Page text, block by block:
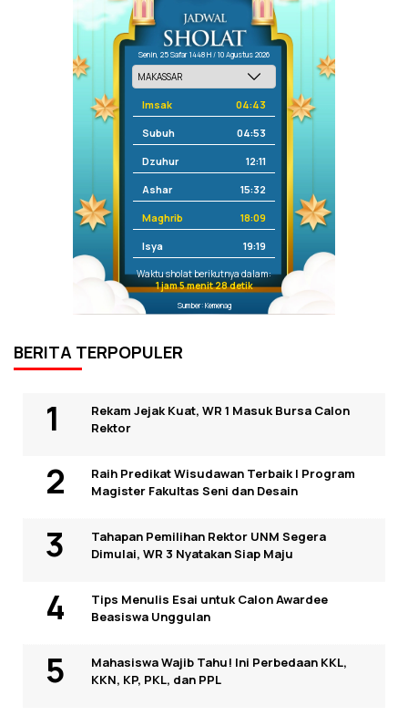
Senin, 25 Safar 1448 H / 10 Agustus 2026
Imsak 04:43
Subuh 04:53
Dzuhur 12:11
Ashar 15:32
Maghrib 18:09
Isya 19:19
Waktu sholat berikutnya dalam:
1 jam 5 menit 28 detik
Sumber: Kemenag
BERITA TERPOPULER
Rekam Jejak Kuat, WR 1 Masuk Bursa Calon
Rektor
Raih Predikat Wisudawan Terbaik I Program
Magister Fakultas Seni dan Desain
Tahapan Pemilihan Rektor UNM Segera
Dimulai, WR 3 Nyatakan Siap Maju
Tips Menulis Esai untuk Calon Awardee
Beasiswa Unggulan
Mahasiswa Wajib Tahu! Ini Perbedaan KKL,
KKN, KP, PKL, dan PPL